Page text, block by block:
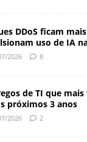
DDoS ficam
uso de IA
2026 8
de TI que
próximos 3 anos
2026 2